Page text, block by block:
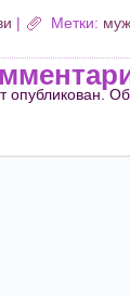
| Метки:
опубликован.